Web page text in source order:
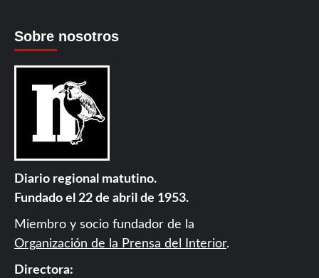
Sobre nosotros
Diario regional matutino.
Fundado el 22 de abril de 1953.
Miembro y socio fundador de la
Organización de la Prensa del Interior.
Directora: